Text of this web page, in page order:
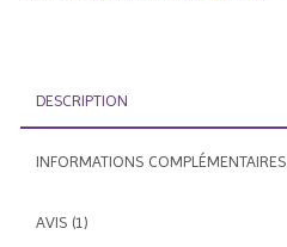
DESCRIPTION
INFORMATIONS COMPLÉMENTAIRES
AVIS (1)